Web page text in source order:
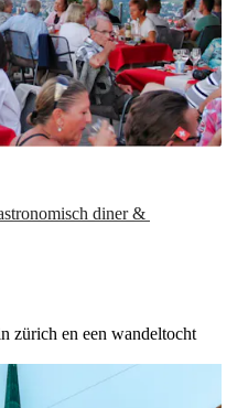
diner &
zürich en een wandeltocht